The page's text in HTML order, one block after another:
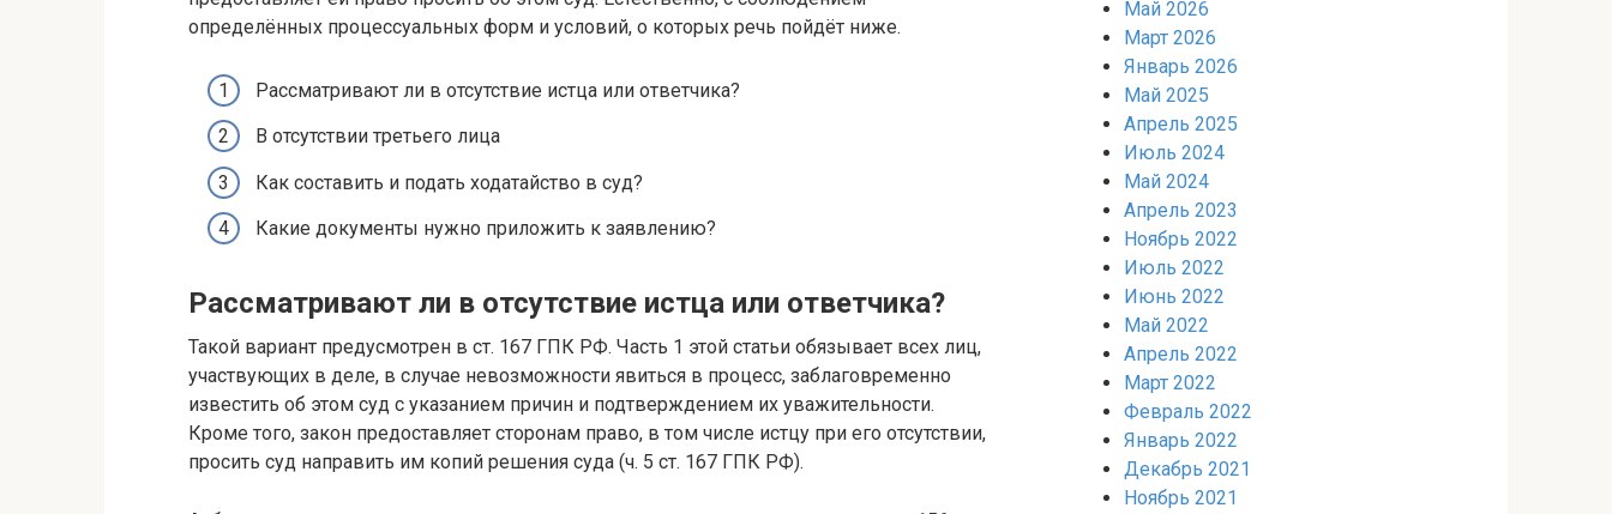
определённых процессуальных форм и условий, о которых речь пойдёт ниже.
Рассматривают ли в отсутствие истца или ответчика?
В отсутствии третьего лица
Как составить и подать ходатайство в суд?
Какие документы нужно приложить к заявлению?
Рассматривают ли в отсутствие истца или ответчика?
Такой вариант предусмотрен в ст. 167 ГПК РФ. Часть 1 этой статьи обязывает всех лиц,
участвующих в деле, в случае невозможности явиться в процесс, заблаговременно
известить об этом суд с указанием причин и подтверждением их уважительности.
Кроме того, закон предоставляет сторонам право, в том числе истцу при его отсутствии,
просить суд направить им копий решения суда (ч. 5 ст. 167 ГПК РФ).
Май 2026
Март 2026
Январь 2026
Май 2025
Апрель 2025
Июль 2024
Май 2024
Апрель 2023
Ноябрь 2022
Июль 2022
Июнь 2022
Май 2022
Апрель 2022
Март 2022
Февраль 2022
Январь 2022
Декабрь 2021
Ноябрь 2021